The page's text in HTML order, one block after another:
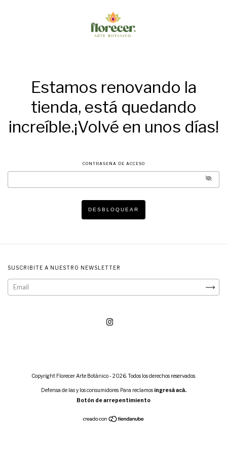
Estamos renovando la
tienda, está quedando
increíble.¡Volvé en unos días!
CONTRASEÑA DE ACCESO
DESBLOQUEAR
SUSCRIBITE A NUESTRO NEWSLETTER
Copyright Florecer Arte Botánico - 2026. Todos los derechos reservados.
Defensa de las y los consumidores. Para reclamos ingresá acá.
Botón de arrepentimiento